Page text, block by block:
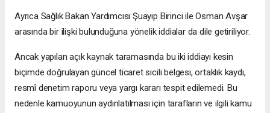
Ayrıca Sağlık Bakan Yardımcısı Şuayıp Birinci ile Osman Avşar
arasında bir ilişki bulunduğuna yönelik iddialar da dile getiriliyor.
Ancak yapılan açık kaynak taramasında bu iki iddiayı kesin
biçimde doğrulayan güncel ticaret sicili belgesi, ortaklık kaydı,
resmî denetim raporu veya yargı kararı tespit edilemedi. Bu
nedenle kamuoyunun aydınlatılması için tarafların ve ilgili kamu